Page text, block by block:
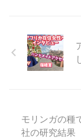
モリンガの種
社の研究結果